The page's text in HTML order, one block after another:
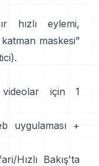
hızlı eylemi,
maskesi”
).
için 1
uygulaması +
Hızlı Bakış'ta